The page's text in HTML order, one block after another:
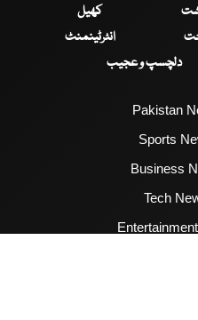
کھیل
انٹرٹینمنٹ
دلچسپ و عجیب
Pakistan
Sports
Business
Tech